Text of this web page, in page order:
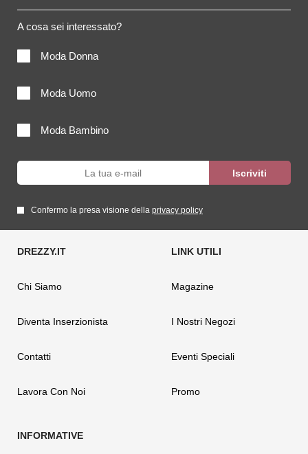
A cosa sei interessato?
Moda Donna
Moda Uomo
Moda Bambino
Confermo la presa visione della privacy policy
Chi Siamo
Diventa Inserzionista
Contatti
Lavora Con Noi
Magazine
I Nostri Negozi
Eventi Speciali
Promo